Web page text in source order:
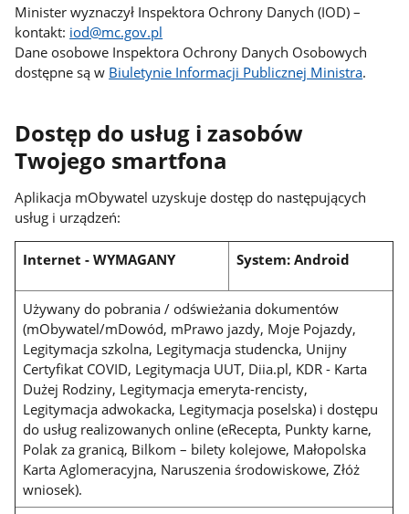
Minister wyznaczył Inspektora Ochrony Danych (IOD) –
kontakt: iod@mc.gov.pl
Dane osobowe Inspektora Ochrony Danych Osobowych
dostępne są w Biuletynie Informacji Publicznej Ministra.
Dostęp do usług i zasobów
Twojego smartfona
Aplikacja mObywatel uzyskuje dostęp do następujących
usług i urządzeń:
Internet - WYMAGANY System: Android
Używany do pobrania / odświeżania dokumentów
(mObywatel/mDowód, mPrawo jazdy, Moje Pojazdy,
Legitymacja szkolna, Legitymacja studencka, Unijny
Certyfikat COVID, Legitymacja UUT, Diia.pl, KDR - Karta
Dużej Rodziny, Legitymacja emeryta-rencisty,
Legitymacja adwokacka, Legitymacja poselska) i dostępu
do usług realizowanych online (eRecepta, Punkty karne,
Polak za granicą, Bilkom – bilety kolejowe, Małopolska
Karta Aglomeracyjna, Naruszenia środowiskowe, Złóż
wniosek).